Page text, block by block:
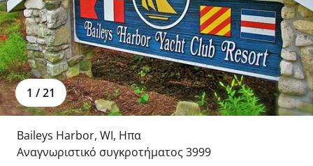
1 /21
Baileys Harbor, WI, Ηπα
Αναγνωριστικό συγκροτήματος3999